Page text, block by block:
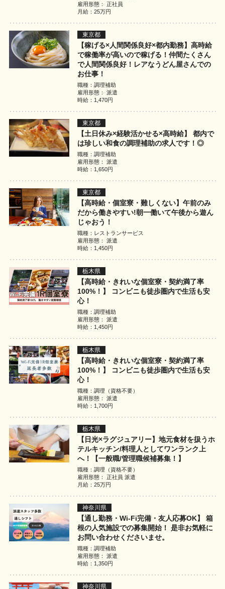
雇用形態： 正社員
月給：25万円
東京都
【稼げる×人間関係良好×都内勤務】高時給
で稼働率が高いので稼げる！仲間たくさん
で人間関係良好！レアなうどん屋さんでの
お仕事！
職種：調理補助
雇用形態： 派遣
時給：1,470円
東京都
【土日休み×経験活かせる×高時給】 都内で
は珍しい和食の調理補助の求人です！◎
職種：調理補助
雇用形態： 派遣
時給：1,650円
東京都
【高時給・個室寮・難しくない】午前のみ
だから働きやすい!朝一働いて午後から遊ん
じゃおう！
職種：レストランサービス
雇用形態： 派遣
時給：1,450円
栃木県
【高時給・きれいな個室寮・契約満了率
100%！】 コンビニも徒歩圏内で生活も安
心！
職種：調理補助
雇用形態： 派遣
時給：1,450円
栃木県
【高時給・きれいな個室寮・契約満了率
100%！】 コンビニも徒歩圏内で生活も安
心！
職種：調理（資格不要）
雇用形態： 派遣
時給：1,700円
栃木県
【日光×ラグジュアリー】地元食材を扱うホ
テルキッチン/料理人としてワンランク上
へ！【一般職/管理職候補募集！】
職種：調理（資格不要）
雇用形態： 正社員 派遣
月給：25万円
神奈川県
【通し勤務・Wi-Fi完備・友人応募OK】 箱
根の人気施設での募集開始！ 是非お気軽に
お問い合わせくださいませ。
職種：調理補助
雇用形態： 派遣
時給：1,350円
神奈川県